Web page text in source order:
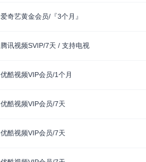
爱奇艺黄金会员/『3个月』
腾讯视频SVIP/7天 / 支持电视
优酷视频VIP会员/1个月
优酷视频VIP会员/7天
优酷视频VIP会员/7天